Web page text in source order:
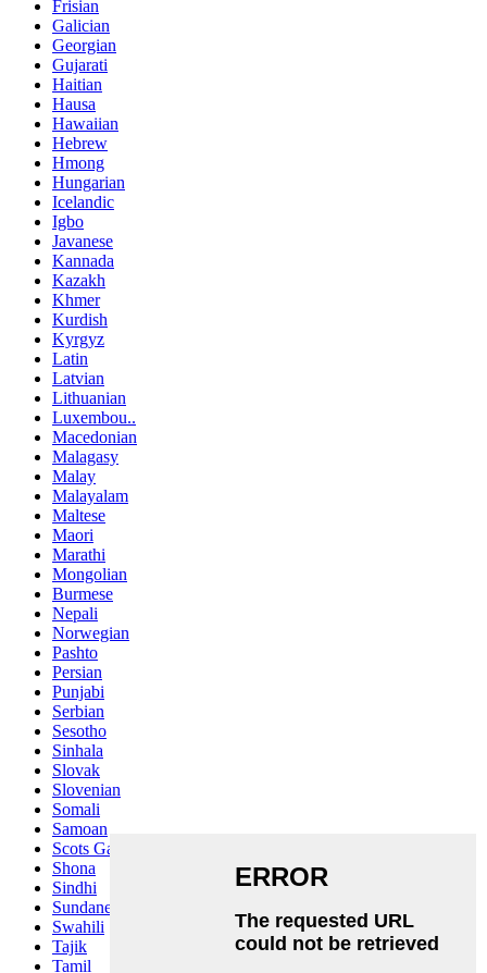
Frisian
Galician
Georgian
Gujarati
Haitian
Hausa
Hawaiian
Hebrew
Hmong
Hungarian
Icelandic
Igbo
Javanese
Kannada
Kazakh
Khmer
Kurdish
Kyrgyz
Latin
Latvian
Lithuanian
Luxembou..
Macedonian
Malagasy
Malay
Malayalam
Maltese
Maori
Marathi
Mongolian
Burmese
Nepali
Norwegian
Pashto
Persian
Punjabi
Serbian
Sesotho
Sinhala
Slovak
Slovenian
Somali
Samoan
Scots Gaelic
Shona
Sindhi
Sundanese
Swahili
Tajik
Tamil